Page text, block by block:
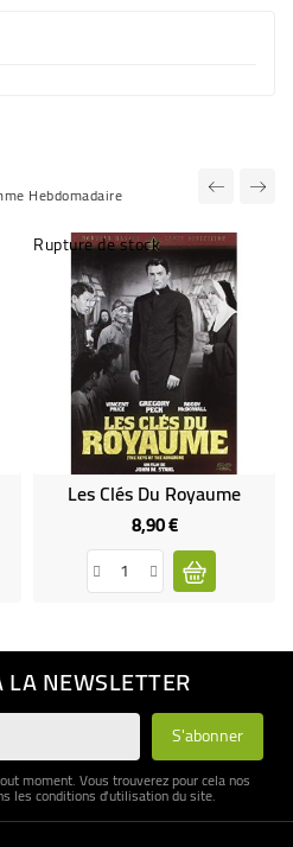
Hebdomadaire
Rupture de stock
Les Clés Du Royaume
8,90 €Prix
LA NEWSLETTER
moment. Vous trouverez pour cela nos
les conditions d'utilisation du site.